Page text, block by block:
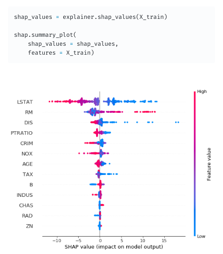
shap_values = explainer. shap_values(X_train )
shap. summary_plot(
    shap_values
= shap_values ,
    features
= X_train )